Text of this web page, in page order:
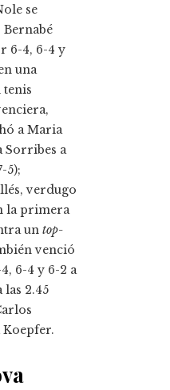
se
6-4, 6-4 y
una
tenis
a Maria
Sorribes a
5);
verdugo
la primera
un top-
venció
6-4 y 6-2 a
las 2.45